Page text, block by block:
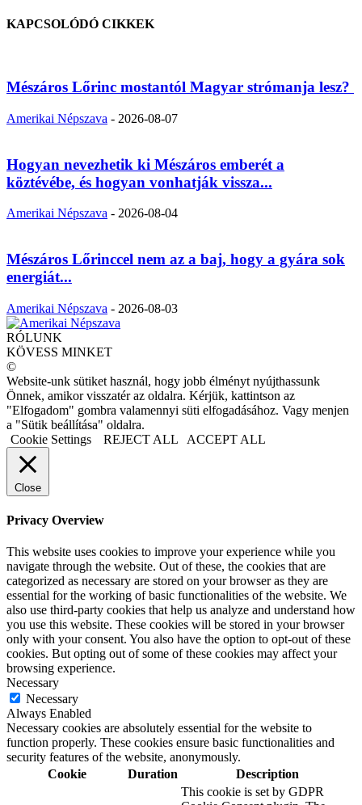
KAPCSOLÓDÓ CIKKEK
Mészáros Lőrinc mostantól Magyar strómanja lesz?
Amerikai Népszava - 2026-08-07
Hogyan nevezhetik ki Mészáros emberét a
köztévébe, és hogyan vonhatják vissza...
Amerikai Népszava - 2026-08-04
Mészáros Lőrinccel nem az a baj, hogy a gyára sok
energiát...
Amerikai Népszava - 2026-08-03
RÓLUNK
KÖVESS MINKET
©
Website-unk sütiket használ, hogy jobb élményt nyújthassunk
Önnek, amikor visszatér az oldalra. Kérjük, kattintson az
"Elfogadom" gombra valamennyi süti elfogadásához. Vagy menjen
a "Sütik beállítása" oldalra.
Cookie Settings
REJECT ALL ACCEPT ALL
Close
Privacy Overview
This website uses cookies to improve your experience while you
navigate through the website. Out of these, the cookies that are
categorized as necessary are stored on your browser as they are
essential for the working of basic functionalities of the website. We
also use third-party cookies that help us analyze and understand how
you use this website. These cookies will be stored in your browser
only with your consent. You also have the option to opt-out of these
cookies. But opting out of some of these cookies may affect your
browsing experience.
Necessary
Necessary
Always Enabled
Necessary cookies are absolutely essential for the website to
function properly. These cookies ensure basic functionalities and
security features of the website, anonymously.
Cookie
Duration Description
This cookie is set by GDPR